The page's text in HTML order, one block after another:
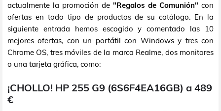
actualmente la promoción de "Regalos de Comunión" con
ofertas en todo tipo de productos de su catálogo. En la
siguiente entrada hemos escogido y comentado las 10
mejores ofertas, con un portátil con Windows y tres con
Chrome OS, tres móviles de la marca Realme, dos monitores
o una tarjeta gráfica, como:
¡CHOLLO! HP 255 G9 (6S6F4EA16GB) a 489
€